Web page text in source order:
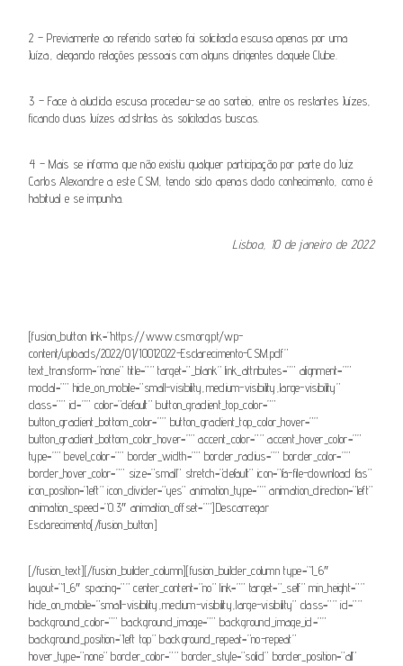
2 – Previamente ao referido sorteio foi solicitada escusa apenas por uma
Juíza, alegando relações pessoais com alguns dirigentes daquele Clube.
3 – Face à aludida escusa procedeu-se ao sorteio, entre os restantes Juízes,
ficando duas Juízes adstritas às solicitadas buscas.
4 – Mais se informa que não existiu qualquer participação por parte do Juiz
Carlos Alexandre a este CSM, tendo sido apenas dado conhecimento, como é
habitual e se impunha.
Lisboa, 10 de janeiro de 2022
[fusion_button link=”https://www.csm.org.pt/wp-
content/uploads/2022/01/10012022-Esclarecimento-CSM.pdf”
text_transform=”none” title=”” target=”_blank” link_attributes=”” alignment=””
modal=”” hide_on_mobile=”small-visibility,medium-visibility,large-visibility”
class=”” id=”” color=”default” button_gradient_top_color=””
button_gradient_bottom_color=”” button_gradient_top_color_hover=””
button_gradient_bottom_color_hover=”” accent_color=”” accent_hover_color=””
type=”” bevel_color=”” border_width=”” border_radius=”” border_color=””
border_hover_color=”” size=”small” stretch=”default” icon=”fa-file-download fas”
icon_position=”left” icon_divider=”yes” animation_type=”” animation_direction=”left”
animation_speed=”0.3″ animation_offset=””]Descarregar
Esclarecimento[/fusion_button]
[/fusion_text][/fusion_builder_column][fusion_builder_column type=”1_6″
layout=”1_6″ spacing=”” center_content=”no” link=”” target=”_self” min_height=””
hide_on_mobile=”small-visibility,medium-visibility,large-visibility” class=”” id=””
background_color=”” background_image=”” background_image_id=””
background_position=”left top” background_repeat=”no-repeat”
hover_type=”none” border_color=”” border_style=”solid” border_position=”all”